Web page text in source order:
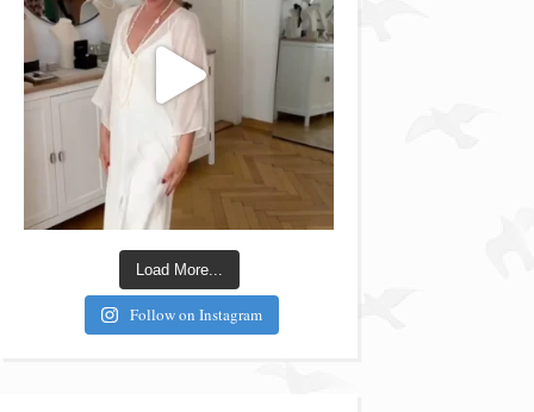
Load More...
Follow on Instagram